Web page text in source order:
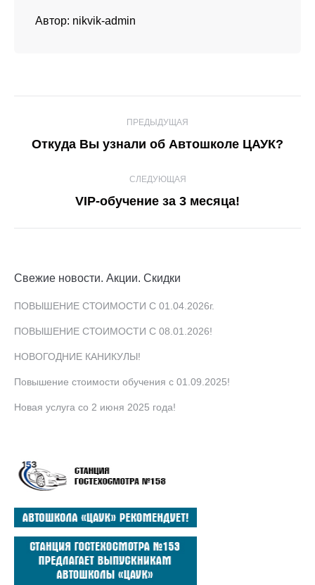
Автор: nikvik-admin
по
ПРЕДЫДУЩАЯ
Предыдущая
Откуда Вы узнали об Автошколе ЦАУК?
СЛЕДУЮЩАЯ
Следующая
VIP-обучение за 3 месяца!
Свежие новости. Акции. Скидки
ПОВЫШЕНИЕ СТОИМОСТИ С 01.04.2026г.
ПОВЫШЕНИЕ СТОИМОСТИ С 08.01.2026!
НОВОГОДНИЕ КАНИКУЛЫ!
Повышение стоимости обучения с 01.09.2025!
Новая услуга со 2 июня 2025 года!